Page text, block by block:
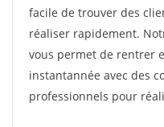
facile de trouver des
réaliser rapidement.
vous permet de rentrer
instantannée avec des
professionnels pour